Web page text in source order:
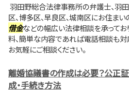
羽田野総合法律事務所の弁護士、羽
区、博多区、早良区、城南区にお住まい
借金などの幅広い法律相談を承ってお
料、簡単な内容であれば電話相談も対
お気軽にご相談ください。
離婚協議書の作成は必要？公正証
成・手続き方法